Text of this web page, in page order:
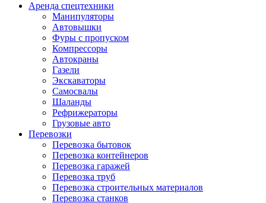
Аренда спецтехники
Манипуляторы
Автовышки
Фуры с пропуском
Компрессоры
Автокраны
Газели
Экскаваторы
Самосвалы
Шаланды
Рефрижераторы
Грузовые авто
Перевозки
Перевозка бытовок
Перевозка контейнеров
Перевозка гаражей
Перевозка труб
Перевозка строительных материалов
Перевозка станков